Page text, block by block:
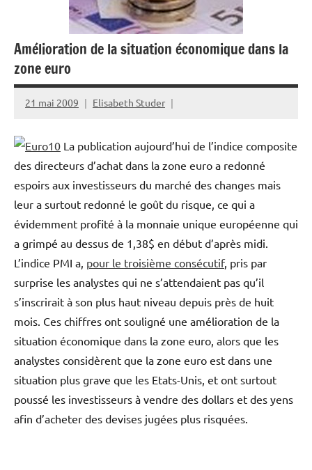
Amélioration de la situation économique dans la
zone euro
21 mai 2009 Elisabeth Studer
La publication aujourd’hui de l’indice composite
des directeurs d’achat dans la zone euro a redonné
espoirs aux investisseurs du marché des changes mais
leur a surtout redonné le goût du risque, ce qui a
évidemment profité à la monnaie unique européenne qui
a grimpé au dessus de 1,38$ en début d’après midi.
L’indice PMI a, pour le troisième consécutif, pris par
surprise les analystes qui ne s’attendaient pas qu’il
s’inscrirait à son plus haut niveau depuis près de huit
mois. Ces chiffres ont souligné une amélioration de la
situation économique dans la zone euro, alors que les
analystes considèrent que la zone euro est dans une
situation plus grave que les Etats-Unis, et ont surtout
poussé les investisseurs à vendre des dollars et des yens
afin d’acheter des devises jugées plus risquées.